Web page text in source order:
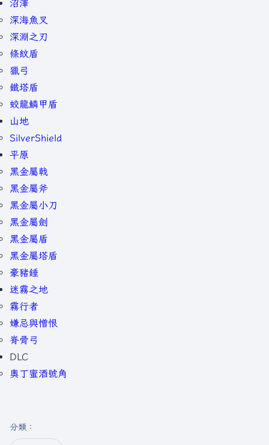
沼澤
深海魚叉
深淵之刃
條紋盾
獵弓
鐵塔盾
蛟龍鱗甲盾
山地
SilverShield
平原
黑金屬戟
黑金屬斧
黑金屬小刀
黑金屬劍
黑金屬盾
黑金屬塔盾
豪豬錘
迷霧之地
霧行者
嫌忌與憎恨
脊骨弓
DLC
奧丁蜜酒號角
分類 ：​